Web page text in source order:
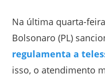
Na última quarta-
Bolsonaro (PL)
regulamenta a
isso, o atendimento